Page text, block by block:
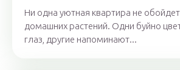
Ни одна уютная квартира не
домашних растений. Одни буйно
глаз, другие напоминают...